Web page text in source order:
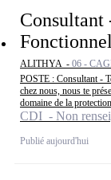
Consultant
ALITHYA - 06 -
POSTE : Consultant -
chez nous, nous te
domaine de la
CDI - Non
Publié aujourd'hui